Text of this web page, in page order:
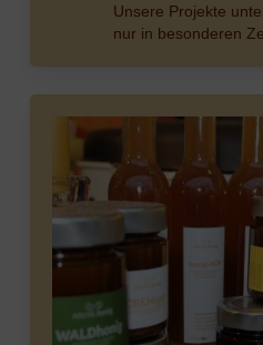
Unsere Projekte
nur in besonderen